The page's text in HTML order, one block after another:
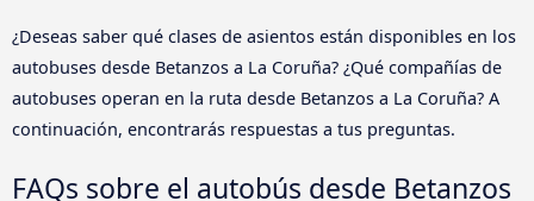
¿Deseas saber qué clases de asientos están disponibles en los
autobuses desde Betanzos a La Coruña? ¿Qué compañías de
autobuses operan en la ruta desde Betanzos a La Coruña? A
continuación, encontrarás respuestas a tus preguntas.
FAQs sobre el autobús desde Betanzos